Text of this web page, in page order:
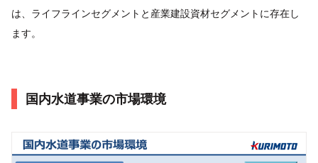
は、ライフラインセグメントと産業建設資材セグメントに存在し
ます。
国内水道事業の市場環境